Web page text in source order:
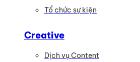
Tổ chức sự kiện
Creative
Dịch vụ Content